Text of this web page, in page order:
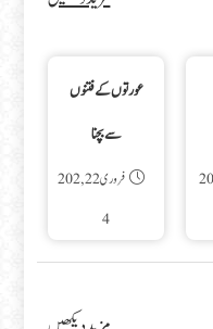
عورتوں کے فتنوں
سے بچنا
فروری 22, 202
4